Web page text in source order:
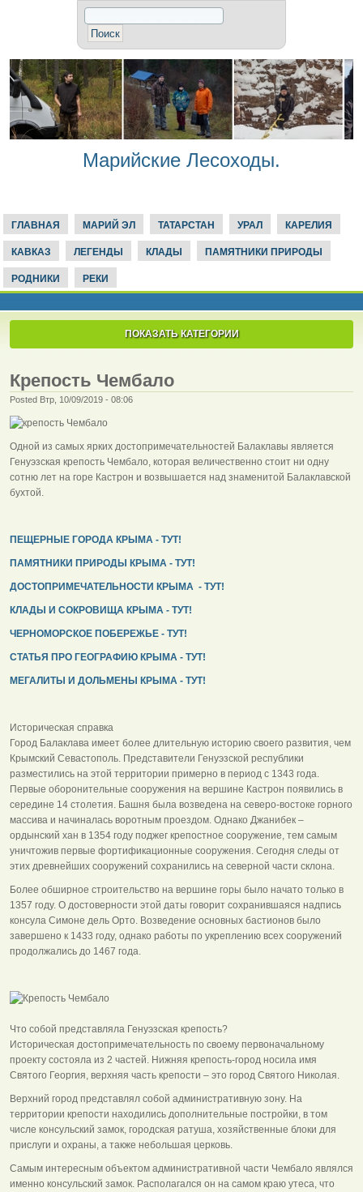
Марийские Лесоходы.
ГЛАВНАЯ МАРИЙ ЭЛ ТАТАРСТАН УРАЛ КАРЕЛИЯ
КАВКАЗ ЛЕГЕНДЫ КЛАДЫ ПАМЯТНИКИ ПРИРОДЫ
РОДНИКИ РЕКИ
ПОКАЗАТЬ КАТЕГОРИИ
Крепость Чембало
Posted Втр, 10/09/2019 - 08:06
Одной из самых ярких достопримечательностей Балаклавы является
Генуэзская крепость Чембало, которая величественно стоит ни одну
сотню лет на горе Кастрон и возвышается над знаменитой Балаклавской
бухтой.
ПЕЩЕРНЫЕ ГОРОДА КРЫМА - ТУТ!
ПАМЯТНИКИ ПРИРОДЫ КРЫМА - ТУТ!
ДОСТОПРИМЕЧАТЕЛЬНОСТИ КРЫМА - ТУТ!
КЛАДЫ И СОКРОВИЩА КРЫМА - ТУТ!
ЧЕРНОМОРСКОЕ ПОБЕРЕЖЬЕ - ТУТ!
СТАТЬЯ ПРО ГЕОГРАФИЮ КРЫМА - ТУТ!
МЕГАЛИТЫ И ДОЛЬМЕНЫ КРЫМА - ТУТ!
Историческая справка
Город Балаклава имеет более длительную историю своего развития, чем
Крымский Севастополь. Представители Генуэзской республики
разместились на этой территории примерно в период с 1343 года.
Первые оборонительные сооружения на вершине Кастрон появились в
середине 14 столетия. Башня была возведена на северо-востоке горного
массива и начиналась воротным проездом. Однако Джанибек –
ордынский хан в 1354 году поджег крепостное сооружение, тем самым
уничтожив первые фортификационные сооружения. Сегодня следы от
этих древнейших сооружений сохранились на северной части склона.
Более обширное строительство на вершине горы было начато только в
1357 году. О достоверности этой даты говорит сохранившаяся надпись
консула Симоне дель Орто. Возведение основных бастионов было
завершено к 1433 году, однако работы по укреплению всех сооружений
продолжались до 1467 года.
Что собой представляла Генуэзская крепость?
Историческая достопримечательность по своему первоначальному
проекту состояла из 2 частей. Нижняя крепость-город носила имя
Святого Георгия, верхняя часть крепости – это город Святого Николая.
Верхний город представлял собой административную зону. На
территории крепости находились дополнительные постройки, в том
числе консульский замок, городская ратуша, хозяйственные блоки для
прислуги и охраны, а также небольшая церковь.
Самым интересным объектом административной части Чембало являлся
именно консульский замок. Располагался он на самом краю утеса, что